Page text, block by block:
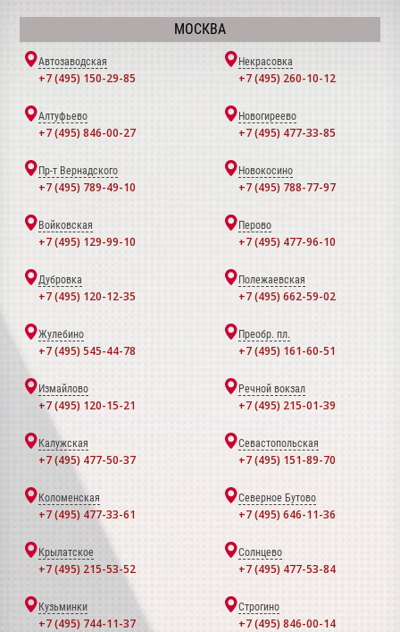
МОСКВА
Автозаводская
+7 (495) 150-29-85
Некрасовка
+7 (495) 260-10-12
Алтуфьево
+7 (495) 846-00-27
Новогиреево
+7 (495) 477-33-85
Пр-т Вернадского
+7 (495) 789-49-10
Новокосино
+7 (495) 788-77-97
Войковская
+7 (495) 129-99-10
Перово
+7 (495) 477-96-10
Дубровка
+7 (495) 120-12-35
Полежаевская
+7 (495) 662-59-02
Жулебино
+7 (495) 545-44-78
Преобр. пл.
+7 (495) 161-60-51
Измайлово
+7 (495) 120-15-21
Речной вокзал
+7 (495) 215-01-39
Калужская
+7 (495) 477-50-37
Севастопольская
+7 (495) 151-89-70
Коломенская
+7 (495) 477-33-61
Северное Бутово
+7 (495) 646-11-36
Крылатское
+7 (495) 215-53-52
Солнцево
+7 (495) 477-53-84
Кузьминки
+7 (495) 744-11-37
Строгино
+7 (495) 846-00-14